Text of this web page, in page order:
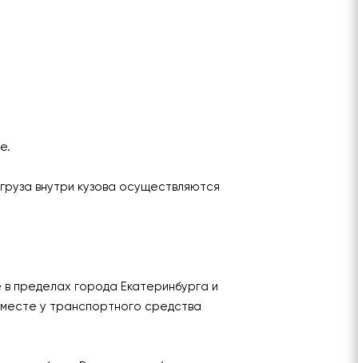
внутри кузова осуществляются
пределах города Екатеринбурга и
у транспортного средства